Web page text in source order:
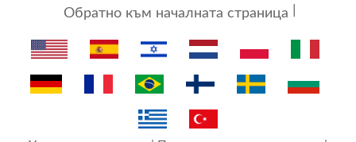
Обратно към началната страница